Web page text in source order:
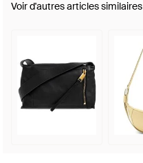
Voir d'autres articles similaires